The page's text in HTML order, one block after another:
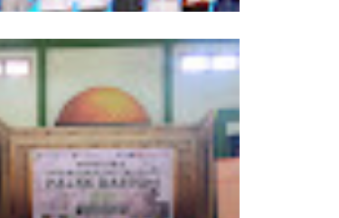
Tegaskan Komitmen
Pelayanan Publik